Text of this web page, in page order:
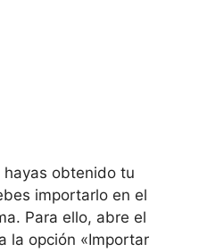
hayas obtenido tu
importarlo en el
Para ello, abre el
la opción «Importar